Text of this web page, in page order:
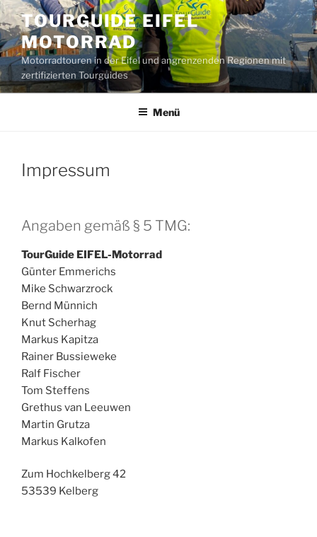
Zum
Inhalt
springen
TOURGUIDE EIFEL
MOTORRAD
Motorradtouren in der Eifel und angrenzenden Regionen mit
zertifizierten Tourguides
Menü
Impressum
Angaben gemäß § 5 TMG:
TourGuide EIFEL-Motorrad
Günter Emmerichs
Mike Schwarzrock
Bernd Münnich
Knut Scherhag
Markus Kapitza
Rainer Bussieweke
Ralf Fischer
Tom Steffens
Grethus van Leeuwen
Martin Grutza
Markus Kalkofen
Zum Hochkelberg 42
53539 Kelberg